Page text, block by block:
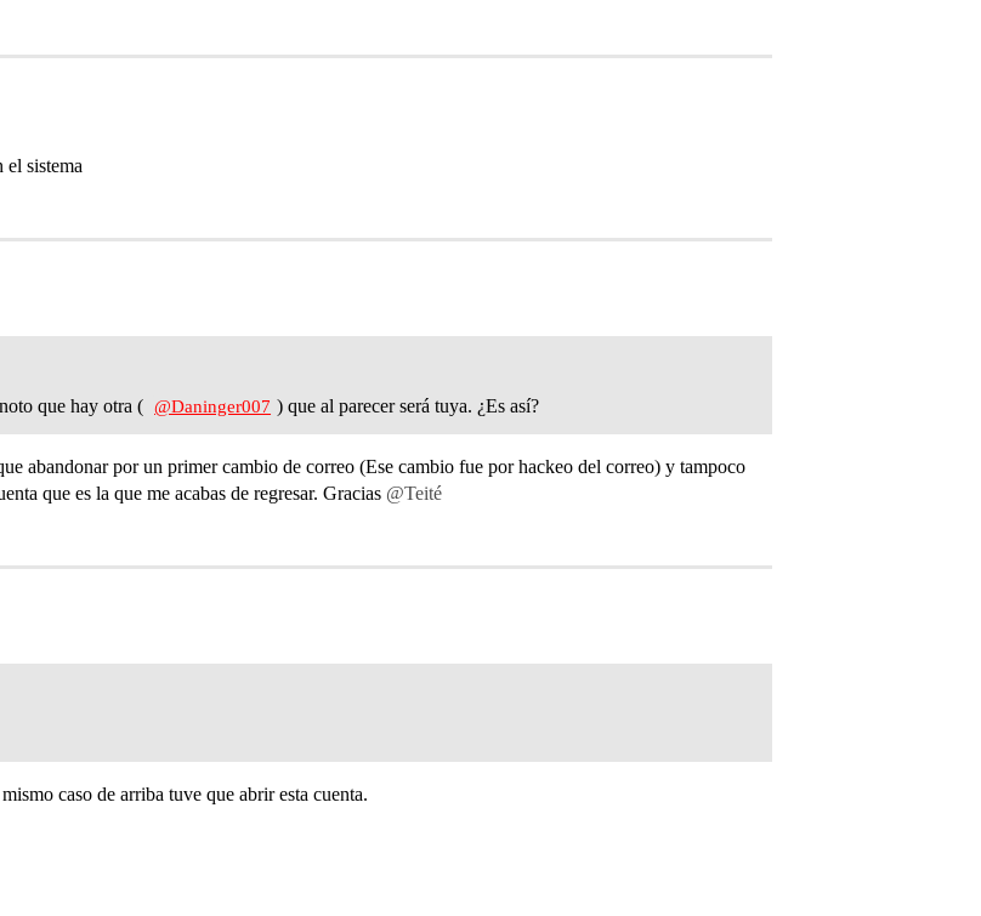
el sistema
que hay otra ( @Daninger007 ) que al parecer será tuya. ¿Es así?
abandonar por un primer cambio de correo (Ese cambio fue por hackeo del correo) y tampoco
que es la que me acabas de regresar. Gracias @Teité
caso de arriba tuve que abrir esta cuenta.